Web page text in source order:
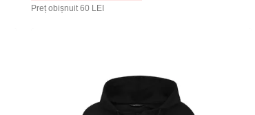
Preț obișnuit 60 LEI